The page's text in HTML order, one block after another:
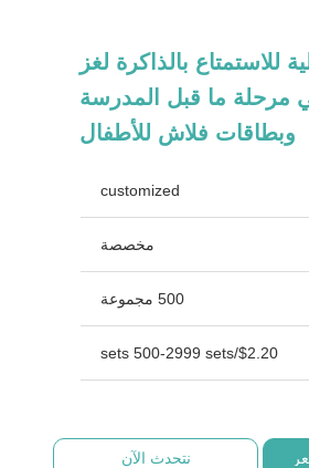
للاستمتاع بالذاكرة لغز
مرحلة ما قبل المدرسة
وبطاقات فلاش للأطفال
customized
مخصصة
500 مجموعة
$2.20/sets 500-2999 sets
نتحدث الآن